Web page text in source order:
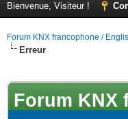
Bienvenue, Visiteur !
Forum KNX francophone /
Erreur
Forum KNX